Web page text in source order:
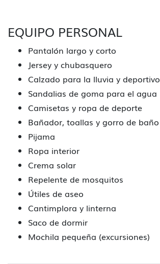
EQUIPO PERSONAL
Pantalón largo y corto
Jersey y chubasquero
Calzado para la lluvia y deportivo
Sandalias de goma para el agua
Camisetas y ropa de deporte
Bañador, toallas y gorro de baño
Pijama
Ropa interior
Crema solar
Repelente de mosquitos
Útiles de aseo
Cantimplora y linterna
Saco de dormir
Mochila pequeña (excursiones)